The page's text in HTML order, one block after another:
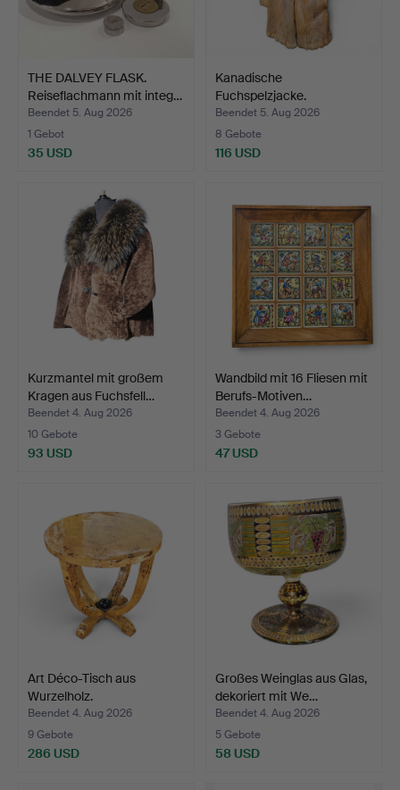
THE DALVEY FLASK.
Reiseflachmann mit integ…
Beendet 5. Aug 2026
1 Gebot
35 USD
Kanadische
Fuchspelzjacke.
Konfektionsmaß …
Beendet 5. Aug 2026
8 Gebote
116 USD
Kurzmantel mit großem
Kragen aus Fuchsfell…
Beendet 4. Aug 2026
10 Gebote
93 USD
Wandbild mit 16 Fliesen mit
Berufs-Motiven…
Beendet 4. Aug 2026
3 Gebote
47 USD
Art Déco-Tisch aus
Wurzelholz.
Beendet 4. Aug 2026
9 Gebote
286 USD
Großes Weinglas aus Glas,
dekoriert mit We…
Beendet 4. Aug 2026
5 Gebote
58 USD